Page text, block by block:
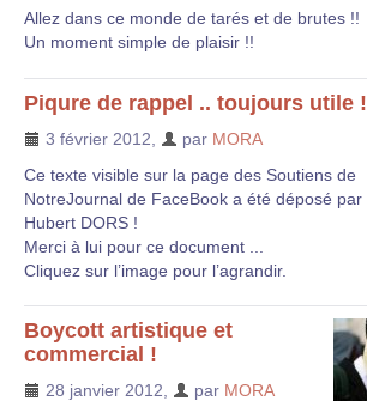
Allez dans ce monde de tarés et de brutes !!
Un moment simple de plaisir !!
Piqure de rappel .. toujours utile !
3 février 2012 par MORA
Ce texte visible sur la page des Soutiens de
NotreJournal de FaceBook a été déposé par
Hubert DORS !
Merci à lui pour ce document ...
Cliquez sur l’image pour l’agrandir.
Boycott artistique et
commercial !
28 janvier 2012 par MORA